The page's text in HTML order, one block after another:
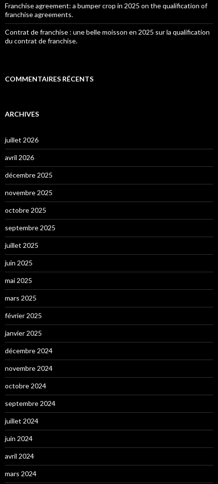
Franchise agreement: a bumper crop in 2025 on the qualification of
franchise agreements.
Contrat de franchise : une belle moisson en 2025 sur la qualification
du contrat de franchise.
COMMENTAIRES RÉCENTS
ARCHIVES
juillet 2026
avril 2026
décembre 2025
novembre 2025
octobre 2025
septembre 2025
juillet 2025
juin 2025
mai 2025
mars 2025
février 2025
janvier 2025
décembre 2024
novembre 2024
octobre 2024
septembre 2024
juillet 2024
juin 2024
avril 2024
mars 2024